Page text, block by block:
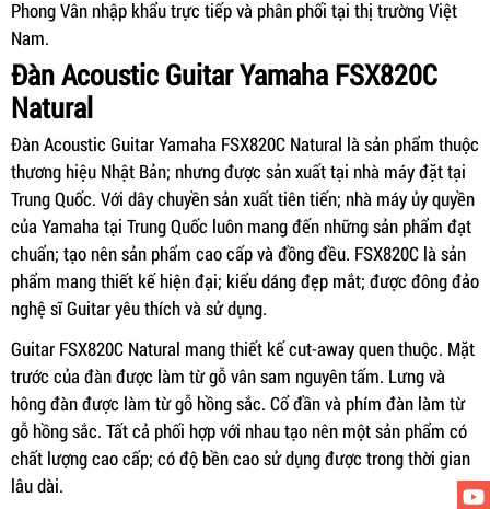
Phong Vân nhập khẩu trực tiếp và phân phối tại thị trường Việt
Nam.
Đàn Acoustic Guitar Yamaha FSX820C
Natural
Đàn Acoustic Guitar Yamaha FSX820C Natural là sản phẩm thuộc
thương hiệu Nhật Bản; nhưng được sản xuất tại nhà máy đặt tại
Trung Quốc. Với dây chuyền sản xuất tiên tiến; nhà máy ủy quyền
của Yamaha tại Trung Quốc luôn mang đến những sản phẩm đạt
chuẩn; tạo nên sản phẩm cao cấp và đồng đều. FSX820C là sản
phẩm mang thiết kế hiện đại; kiểu dáng đẹp mắt; được đông đảo
nghệ sĩ Guitar yêu thích và sử dụng.
Guitar FSX820C Natural mang thiết kế cut-away quen thuộc. Mặt
trước của đàn được làm từ gỗ vân sam nguyên tấm. Lưng và
hông đàn được làm từ gỗ hồng sắc. Cổ đần và phím đàn làm từ
gỗ hồng sắc. Tất cả phối hợp với nhau tạo nên một sản phẩm có
chất lượng cao cấp; có độ bền cao sử dụng được trong thời gian
lâu dài.